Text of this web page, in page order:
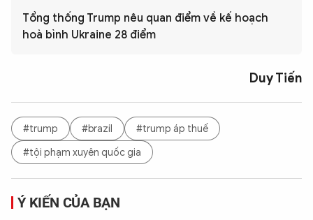
Tổng thống Trump nêu quan điểm về kế hoạch
hoà bình Ukraine 28 điểm
Duy Tiến
#trump #brazil
#trump áp thuế
#tội phạm xuyên quốc gia
Ý KIẾN CỦA BẠN